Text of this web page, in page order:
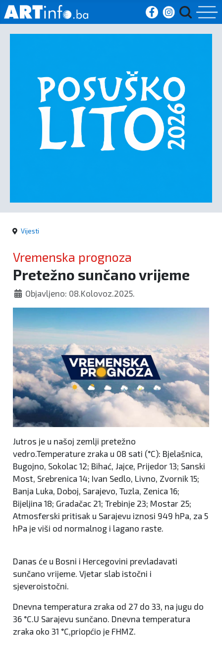
Sport
Kultura
Crna
Vijesti
Vremenska prognoza
Pretežno sunčano vrijeme
Objavljeno: 08.Kolovoz.2025.
Jutros je u našoj zemlji pretežno
vedro.Temperature zraka u 08 sati (°C): Bjelašnica,
Bugojno, Sokolac 12; Bihać, Jajce, Prijedor 13; Sanski
Most, Srebrenica 14; Ivan Sedlo, Livno, Zvornik 15;
Banja Luka, Doboj, Sarajevo, Tuzla, Zenica 16;
Bijeljina 18; Gradačac 21; Trebinje 23; Mostar 25;
Atmosferski pritisak u Sarajevu iznosi 949 hPa, za 5
hPa je viši od normalnog i lagano raste.
Danas će u Bosni i Hercegovini prevladavati
sunčano vrijeme. Vjetar slab istočni i
sjeveroistočni.
Dnevna temperatura zraka od 27 do 33, na jugu do
36 °C.U Sarajevu sunčano. Dnevna temperatura
zraka oko 31 °C,priopćio je FHMZ.